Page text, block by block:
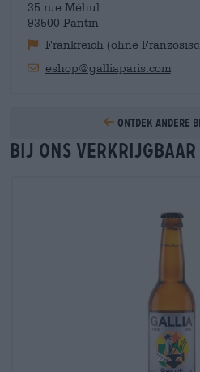
35 rue Méhul
93500 Pantin
Frankreich (ohne
eshop@galliaparis.com
Ontdek andere
Bij ons verkrijgbaar